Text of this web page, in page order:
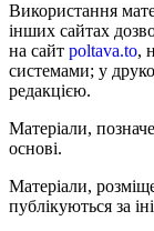
Використання
інших сайтах
на сайт poltava.to,
системами; у
редакцією.
Матеріали,
основі.
Матеріали,
публікуються за